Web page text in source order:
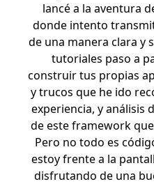
lancé a la aventura
donde intento
de una manera clara y
tutoriales paso a
construir tus propias
y trucos que he ido
experiencia, y análisis
de este framework
Pero no todo es
estoy frente a la
disfrutando de una